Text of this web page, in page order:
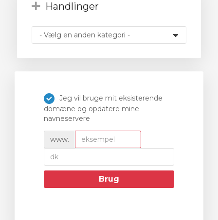
Handlinger
Jeg vil bruge mit eksisterende
domæne og opdatere mine
navneservere
www.
Brug